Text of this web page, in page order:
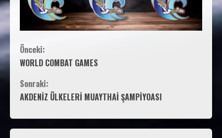
Önceki:
WORLD COMBAT GAMES
Sonraki:
AKDENİZ ÜLKELERİ MUAYTHAİ ŞAMPİYOASI